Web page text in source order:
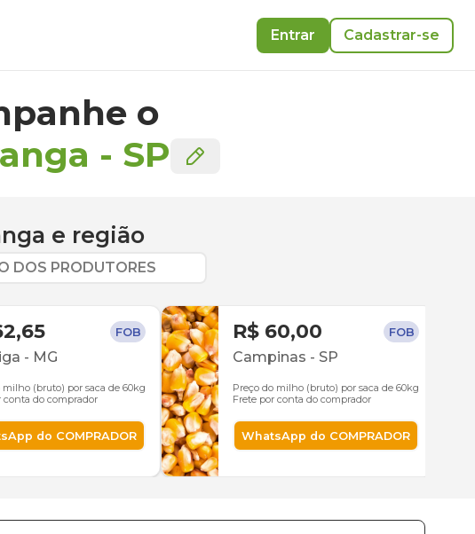
Entrar Cadastrar-se
o
- SP
e região
DOS PRODUTORES
FOB
- MG
milho (bruto) por saca de 60kg
conta do comprador
do COMPRADOR
R$ 60,00 FOB
Campinas - SP
Preço do milho (bruto) por saca de 60kg
Frete por conta do comprador
WhatsApp do COMPRADOR